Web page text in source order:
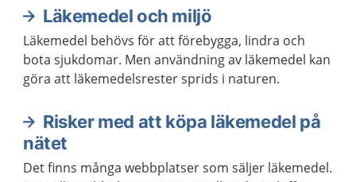
Läkemedel och miljö
Läkemedel behövs för att förebygga, lindra och
bota sjukdomar. Men användning av läkemedel kan
göra att läkemedelsrester sprids i naturen.
Risker med att köpa läkemedel på
nätet
Det finns många webbplatser som säljer läkemedel.